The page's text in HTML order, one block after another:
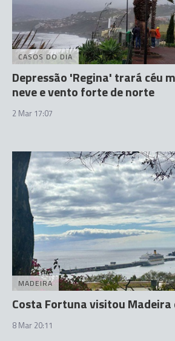
CASOS DO DIA
Depressão 'Regina' trará céu
neve e vento forte de norte
2 Mar 17:07
MADEIRA
Costa Fortuna visitou
8 Mar 20:11